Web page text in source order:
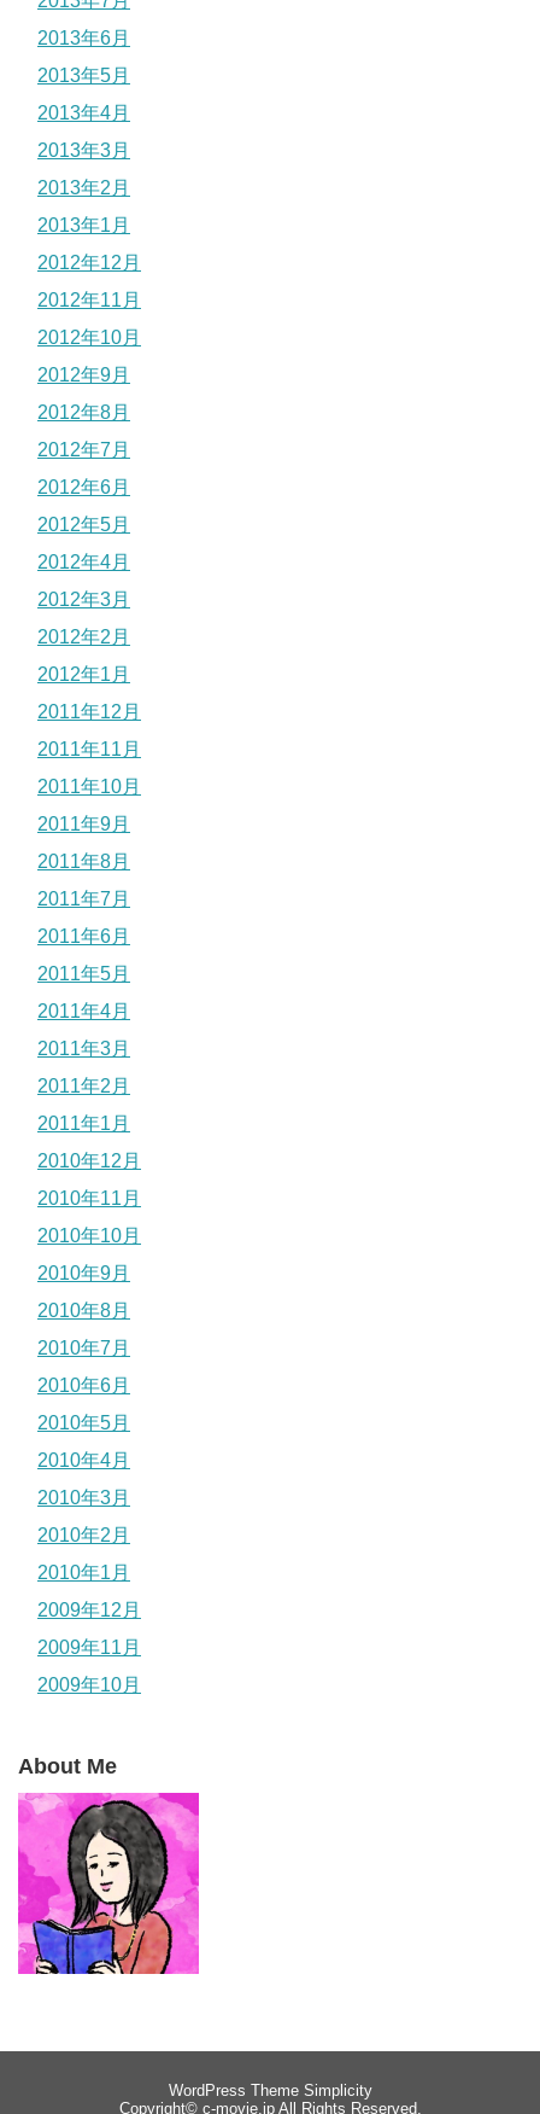
2013年6月
2013年5月
2013年4月
2013年3月
2013年2月
2013年1月
2012年12月
2012年11月
2012年10月
2012年9月
2012年8月
2012年7月
2012年6月
2012年5月
2012年4月
2012年3月
2012年2月
2012年1月
2011年12月
2011年11月
2011年10月
2011年9月
2011年8月
2011年7月
2011年6月
2011年5月
2011年4月
2011年3月
2011年2月
2011年1月
2010年12月
2010年11月
2010年10月
2010年9月
2010年8月
2010年7月
2010年6月
2010年5月
2010年4月
2010年3月
2010年2月
2010年1月
2009年12月
2009年11月
2009年10月
About Me
WordPress Theme Simplicity
Copyright© c-movie.jpAll Rights Reserved.